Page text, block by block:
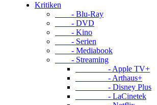
Kritiken
- Blu-Ray
- DVD
- Kino
- Serien
- Mediabook
- Streaming
- Apple TV+
- Arthaus+
- Disney Plus
- LaCinetek